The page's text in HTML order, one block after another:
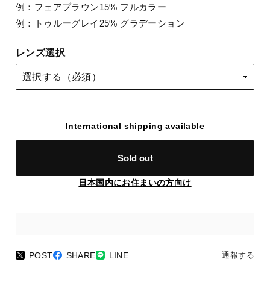
例：フェアブラウン15% フルカラー
例：トゥルーグレイ25% グラデーション
レンズ選択
International shipping available
Sold out
日本国内にお住まいの方向け
POST SHARE LINE 通報する